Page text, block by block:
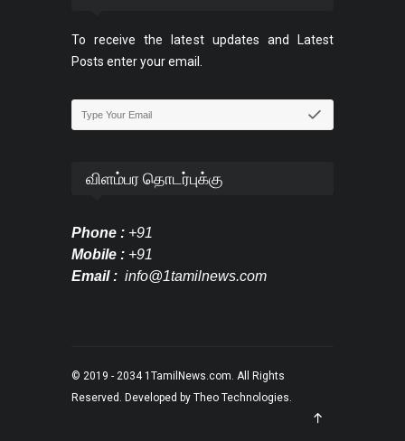
To receive the latest updates and Latest
Posts enter your email.
விளம்பர தொடர்புக்கு
Phone : +91
Mobile : +91
Email : info@1tamilnews.com
© 2019 - 2034 1TamilNews.com. All Rights
Reserved. Developed by Theo Technologies.